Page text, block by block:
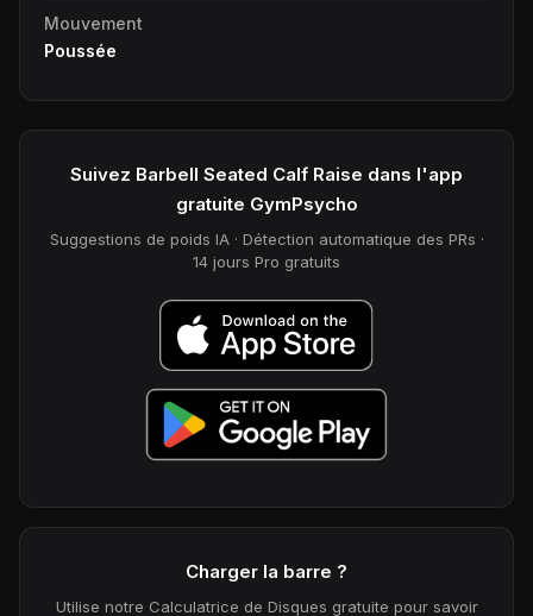
Mouvement
Poussée
Suivez Barbell Seated Calf Raise dans l'app
gratuite GymPsycho
Suggestions de poids IA · Détection automatique des PRs ·
14 jours Pro gratuits
Charger la barre ?
Utilise notre Calculatrice de Disques gratuite pour savoir